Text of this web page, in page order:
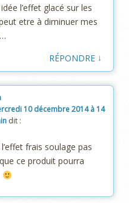
l’effet glacé sur les
etre à diminuer mes
RÉPONDRE ↓
10 décembre 2014 à 14
dit :
frais soulage pas
ce produit pourra